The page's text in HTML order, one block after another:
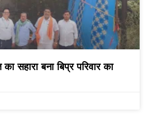
सहारा बना बिप्र परिवार का